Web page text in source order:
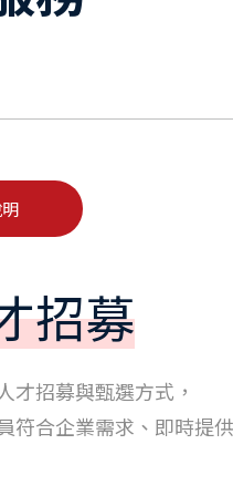
招募
才招募與甄選方式，
符合企業需求、即時提